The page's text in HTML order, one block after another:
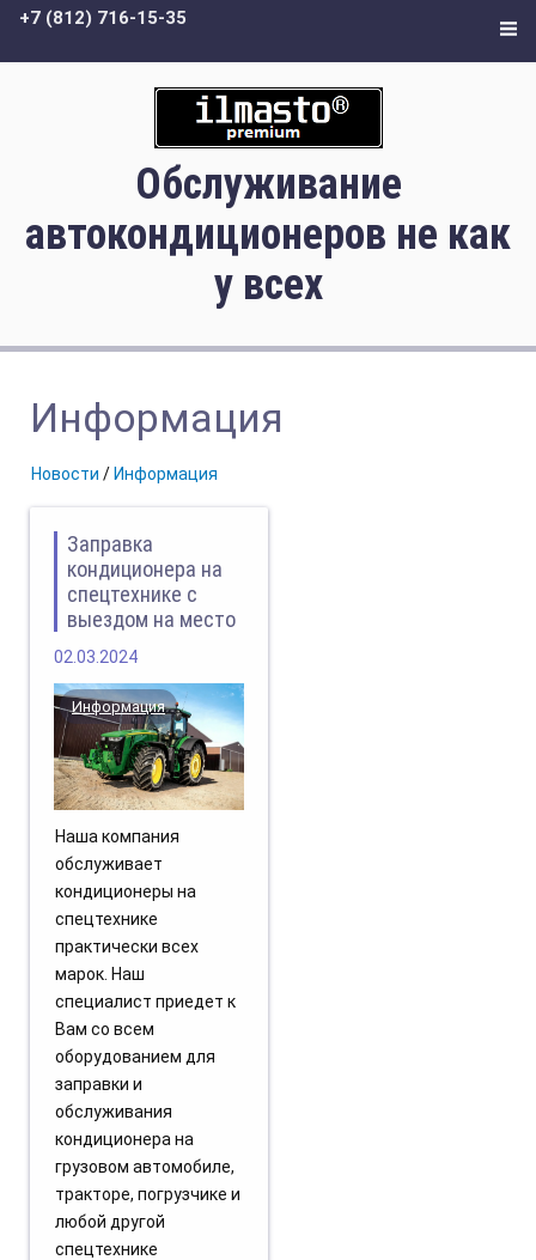
+7 (812) 716-15-35
Обслуживание
автокондиционеров не как
у всех
Информация
Новости / Информация
Заправка
кондиционера на
спецтехнике с
выездом на место
02.03.2024
Информация
Наша компания
обслуживает
кондиционеры на
спецтехнике
практически всех
марок. Наш
специалист приедет к
Вам со всем
оборудованием для
заправки и
обслуживания
кондиционера на
грузовом автомобиле,
тракторе, погрузчике и
любой другой
спецтехнике